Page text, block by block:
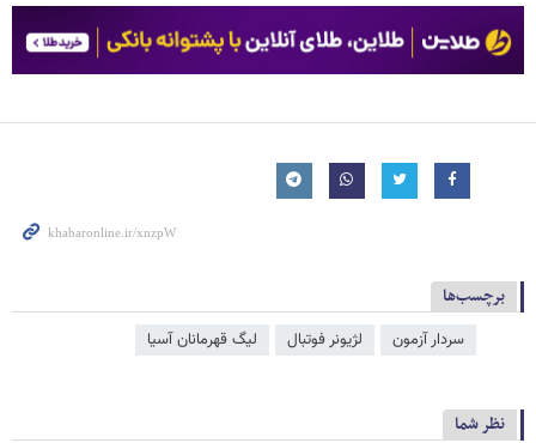
برچسب‌ها
سردار آزمون لژیونر فوتبال لیگ قهرمانان آسیا
نظر شما